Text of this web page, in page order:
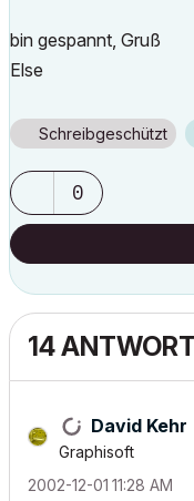
bin gespannt, Gruß
Else
Schreibgeschützt
0
14
David Kehr
Graphisoft
‎2002-12-01 11:28 AM